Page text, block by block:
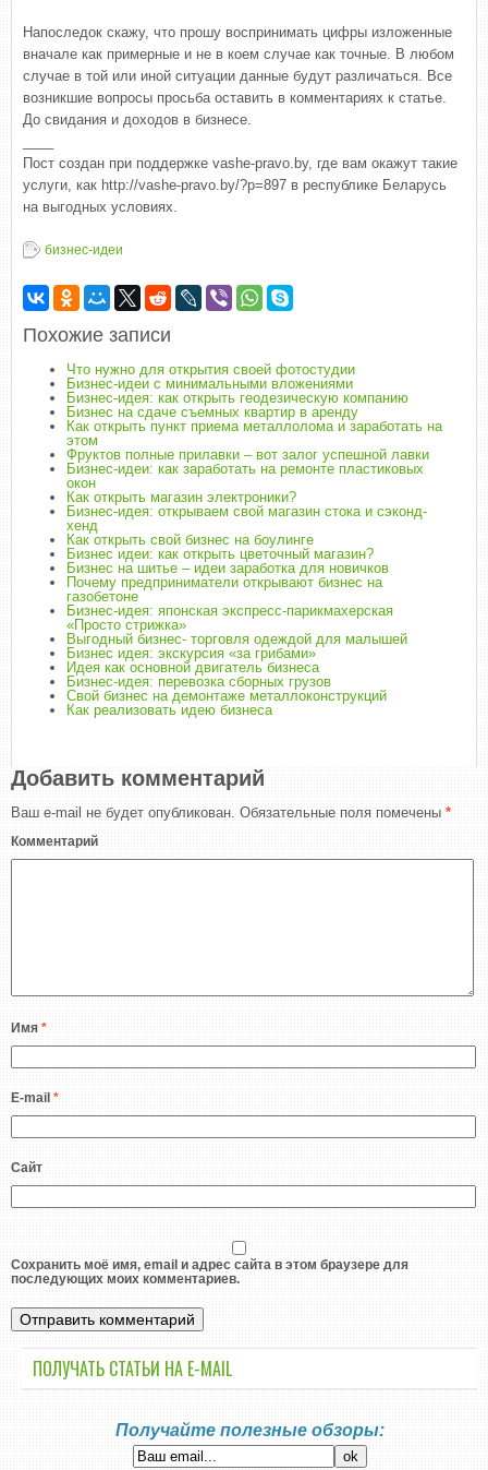
Напоследок скажу, что прошу воспринимать цифры изложенные
вначале как примерные и не в коем случае как точные. В любом
случае в той или иной ситуации данные будут различаться. Все
возникшие вопросы просьба оставить в комментариях к статье.
До свидания и доходов в бизнесе.
Пост создан при поддержке vashe-pravo.by, где вам окажут такие
услуги, как http://vashe-pravo.by/?p=897 в республике Беларусь
на выгодных условиях.
бизнес-идеи
Похожие записи
Что нужно для открытия своей фотостудии
Бизнес-идеи с минимальными вложениями
Бизнес-идея: как открыть геодезическую компанию
Бизнес на сдаче съемных квартир в аренду
Как открыть пункт приема металлолома и заработать на
этом
Фруктов полные прилавки – вот залог успешной лавки
Бизнес-идеи: как заработать на ремонте пластиковых
окон
Как открыть магазин электроники?
Бизнес-идея: открываем свой магазин стока и сэконд-
хенд
Как открыть свой бизнес на боулинге
Бизнес идеи: как открыть цветочный магазин?
Бизнес на шитье – идеи заработка для новичков
Почему предприниматели открывают бизнес на
газобетоне
Бизнес-идея: японская экспресс-парикмахерская
«Просто стрижка»
Выгодный бизнес- торговля одеждой для малышей
Бизнес идея: экскурсия «за грибами»
Идея как основной двигатель бизнеса
Бизнес-идея: перевозка сборных грузов
Свой бизнес на демонтаже металлоконструкций
Как реализовать идею бизнеса
Добавить комментарий
Ваш e-mail не будет опубликован. Обязательные поля помечены *
Комментарий
Имя *
E-mail *
Сайт
Сохранить моё имя, email и адрес сайта в этом браузере для
последующих моих комментариев.
ПОЛУЧАТЬ СТАТЬИ НА E-MАIL
Получайте полезные обзоры: